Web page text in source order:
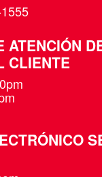
ATENCIÓN
CLIENTE